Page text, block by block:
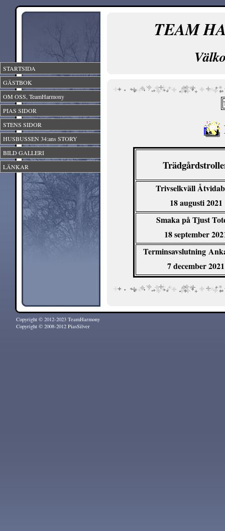
STARTSIDA
GÄSTBOK
OM OSS, TeamHarmony
PIAS SIDOR
STENS SIDOR
HUSBUSSEN 34:ans STORY
BILD GALLERI
LÄNKAR
TEAM
Trivselkväll
18 augusti 2021
Smaka på Tjust
18 september
Terminsavslutning
7 december 2021
Copyright © 2012-2023 TeamHarmony
Copyright © 2008-2012 PiasSilver